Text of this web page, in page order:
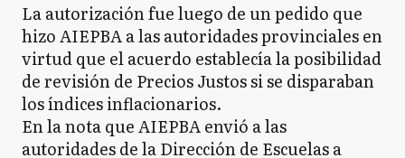
La autorización fue luego de un pedido que
hizo AIEPBA a las autoridades provinciales en
virtud que el acuerdo establecía la posibilidad
de revisión de Precios Justos si se disparaban
los índices inflacionarios.
En la nota que AIEPBA envió a las
autoridades de la Dirección de Escuelas a